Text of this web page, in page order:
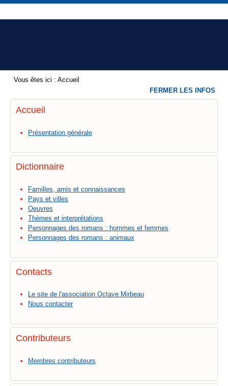
Vous êtes ici : Accueil
Accueil
Présentation générale
Dictionnaire
Familles, amis et connaissances
Pays et villes
Oeuvres
Thèmes et interprétations
Personnages des romans : hommes et femmes
Personnages des romans : animaux
Contacts
Le site de l'association Octave Mirbeau
Nous contacter
Contributeurs
Membres contributeurs
FERMER LES INFOS